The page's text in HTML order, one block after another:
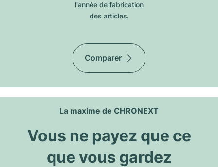
l'année de fabrication
des articles.
Comparer
La maxime de CHRONEXT
Vous ne payez que ce
que vous gardez